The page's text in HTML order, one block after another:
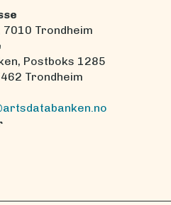
7010 Trondheim
Postboks 1285
Trondheim